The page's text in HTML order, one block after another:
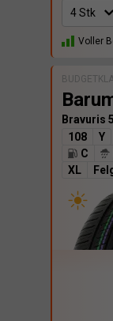
Voller
Bravuris
108
Y
C
XL